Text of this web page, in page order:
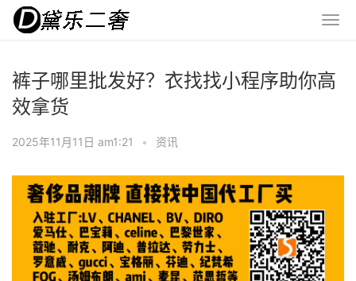
裤子哪里批发好？衣找找小程序助你高
效拿货
2025年11月11日 am1:21 • 资讯